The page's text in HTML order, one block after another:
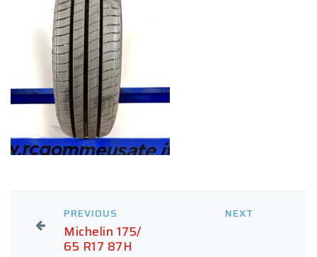
PREVIOUS
Michelin 175/
65 R17 87H
NEXT